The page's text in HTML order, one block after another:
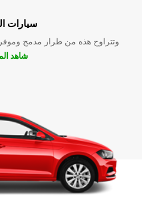
سيارات
وتتراوح هذه من طراز مدمج
شاهد